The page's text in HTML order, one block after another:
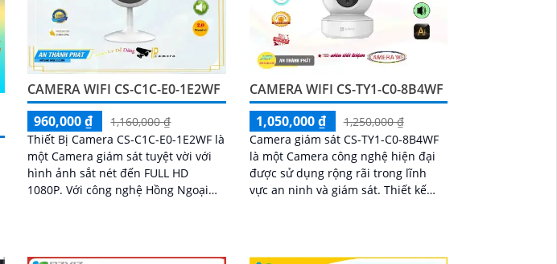
CAMERA WIFI CS-C1C-E0-1E2WF
960,000 ₫
1,160,000 ₫
Thiết Bị Camera CS-C1C-E0-1E2WF là
một Camera giám sát tuyệt vời với
hình ảnh sắt nét đến FULL HD
1080P. Với công nghệ Hồng Ngoại
CAMERA WIFI CS-TY1-C0-8B4WF
1,050,000 ₫
1,250,000 ₫
Camera giám sát CS-TY1-C0-8B4WF
là một Camera công nghệ hiện đại
được sử dụng rộng rãi trong lĩnh
vực an ninh và giám sát. Thiết kế